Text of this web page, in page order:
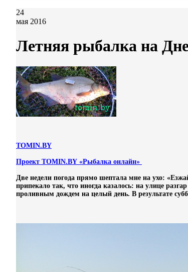
24
мая 2016
Летняя рыбалка на
TOMIN.BY
Проект TOMIN.BY «Рыбалка онлайн»
Две недели погода прямо шептала мне на ухо:
припекало так, что иногда казалось: на улице
проливным дождем на целый день. В результате